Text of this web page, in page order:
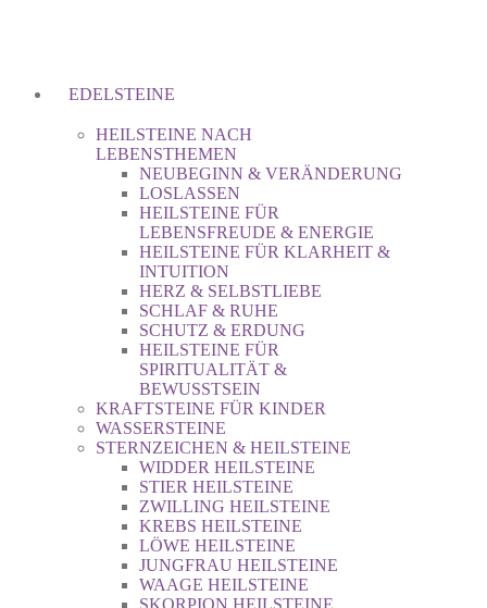
EDELSTEINE
HEILSTEINE NACH
LEBENSTHEMEN
NEUBEGINN & VERÄNDERUNG
LOSLASSEN
HEILSTEINE FÜR
LEBENSFREUDE & ENERGIE
HEILSTEINE FÜR KLARHEIT &
INTUITION
HERZ & SELBSTLIEBE
SCHLAF & RUHE
SCHUTZ & ERDUNG
HEILSTEINE FÜR
SPIRITUALITÄT &
BEWUSSTSEIN
KRAFTSTEINE FÜR KINDER
WASSERSTEINE
STERNZEICHEN & HEILSTEINE
WIDDER HEILSTEINE
STIER HEILSTEINE
ZWILLING HEILSTEINE
KREBS HEILSTEINE
LÖWE HEILSTEINE
JUNGFRAU HEILSTEINE
WAAGE HEILSTEINE
SKORPION HEILSTEINE